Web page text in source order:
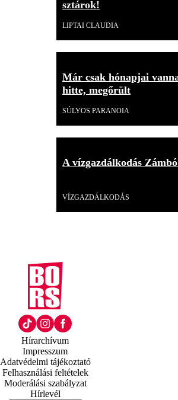
sztárok!
LIPTAI CLAUDIA
Már csak hónapjai
hitte, megőrült
SÚLYOS PARANOIA
A vízgazdálkodás
VÍZGAZDÁLKODÁS
Hírarchívum
Impresszum
Adatvédelmi tájékoztató
Felhasználási feltételek
Moderálási szabályzat
Hírlevél